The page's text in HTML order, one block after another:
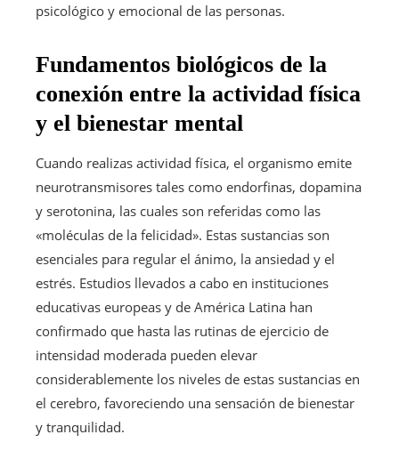
psicológico y emocional de las personas.
Fundamentos biológicos de la
conexión entre la actividad física
y el bienestar mental
Cuando realizas actividad física, el organismo emite
neurotransmisores tales como endorfinas, dopamina
y serotonina, las cuales son referidas como las
«moléculas de la felicidad». Estas sustancias son
esenciales para regular el ánimo, la ansiedad y el
estrés. Estudios llevados a cabo en instituciones
educativas europeas y de América Latina han
confirmado que hasta las rutinas de ejercicio de
intensidad moderada pueden elevar
considerablemente los niveles de estas sustancias en
el cerebro, favoreciendo una sensación de bienestar
y tranquilidad.